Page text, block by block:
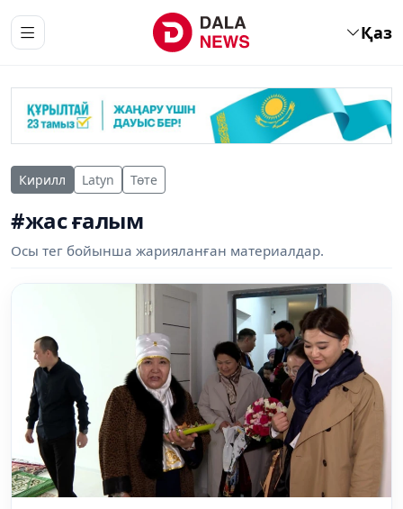
Қаз
Кирилл Latyn Төте
#жас ғалым
Осы тег бойынша жарияланған материалдар.